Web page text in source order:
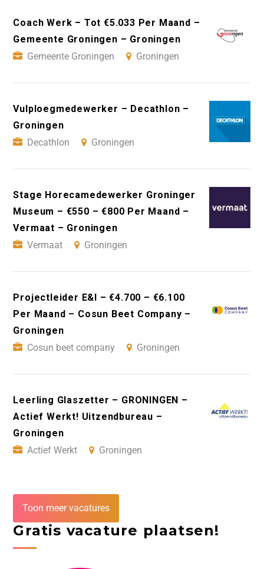
Coach Werk – Tot €5.033 Per Maand –
Gemeente Groningen – Groningen
Gemeente Groningen
Groningen
Vulploegmedewerker – Decathlon –
Groningen
Decathlon
Groningen
Stage Horecamedewerker Groninger
Museum – €550 – €800 Per Maand –
Vermaat – Groningen
Vermaat
Groningen
Projectleider E&I – €4.700 – €6.100
Per Maand – Cosun Beet Company –
Groningen
Cosun beet company
Groningen
Leerling Glaszetter – GRONINGEN –
Actief Werkt! Uitzendbureau –
Groningen
Actief Werkt
Groningen
Toon meer vacatures
Gratis vacature plaatsen!